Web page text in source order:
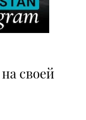
своей